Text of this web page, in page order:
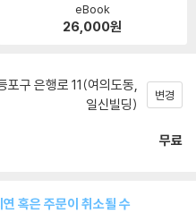
eBook
26,000원
포구 은행로 11(여의도동,
일신빌딩)
변경
무료
혹은 주문이 취소될 수